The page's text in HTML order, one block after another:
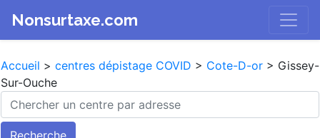
Nonsurtaxe.com
Accueil > centres dépistage COVID > Cote-D-or > Gissey-
Sur-Ouche
Recherche